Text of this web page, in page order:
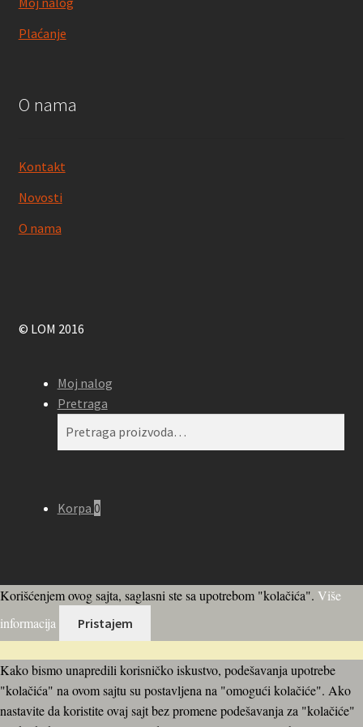
Plaćanje
O nama
Kontakt
Novosti
O nama
© LOM 2016
Moj nalog
Pretraga
Korpa 0
Korišćenjem ovog sajta, saglasni ste sa upotrebom "kolačića". Više
informacija
Pristajem
Kako bismo unapredili korisničko iskustvo, podešavanja upotrebe
"kolačića" na ovom sajtu su postavljena na "omogući kolačiće". Ako
nastavite da koristite ovaj sajt bez promene podešavanja za "kolačiće"